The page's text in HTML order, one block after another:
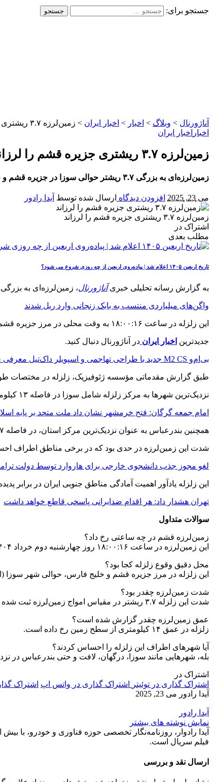
جستجو برای:
آناژورنال > وبلاگ > اخبار > اخبار ایران > زمین‌لرزه ۳.۷ ریشتری جزیره قشم را لرزاند
اخبار اخبار ایران
زمین‌لرزه ۳.۷ ریشتری جزیره قشم را لرزاند
زمین‌لرزه‌ای به بزرگی ۳.۷ ریشتر حوالی سوزا در جزیره قشم و خلیج فارس به وقوع پیوست. این زلزله در عمق ۱۴ کیلومتری زمین ثبت شده و در شهرهای اطراف نیز احساس شد.
می 23, 2025 افزودن دیدگاه ارسال شده توسط آیدا رادور
زمین‌لرزه ۳.۷ ریشتری جزیره قشم را لرزاند
اشتراک در
مطلب بعدی
تاریخ اربعین ۱۴۰۵ اعلام شد | پیاده‌روی اربعین از چه روزی شروع می‌ شود؟
به گزارش رسانه تحلیلی خبریآناژورنال، زمین‌لرزه‌ای به بزرگی ۳.۷ ریشتر عصر امروز، دوم خرداد ۱۴۰۴، حوالی جزیره قشم و خلیج فارس را لرزاند.
واگن‌های میلیاردی منتسب به بابک زنجانی وارد ریل شدند
این زلزله در ساعت ۱۸:۰۰:۱۶ به وقت محلی در مرز جزیره قشم و ناحیه جنوبی سواحل ایران ثبت شده است.
جدیدترین اخبار ایران در آناژورنال دنبال کنید.
بی‌ام‌و M2 CS جدید با طراحی تهاجمی و اسپویلر داک‌تیل معرفی ش
طبق گزارش مقدماتی مؤسسه ژئوفیزیک، زلزله در مختصات طول جغرافیایی ۵۵.۹۷ و عرض جغرافیایی ۲۶.۸۷ و در عمق ۱۴
نزدیک‌ترین شهرها به مرکز زلزله شامل سوزا در فاصله ۱۳ کیلومتری، درگهان با ۱۵ کیلومتر فاصله و لافت در ۲۰ کیلومتری مرکز لرزه هستند.
امام جمعه گرگان: فتح خرمشهر نشان داد ملت متحد بر پایه
همچنین بندرعباس به عنوان نزدیک‌ترین مرکز استان، در فاصله ۴۷ کیلومتری این زلزله قرار دارد.
شدت این زمین‌لرزه در حدی بود که در برخی مناطق اطراف
لغو مجوز جذب دانشجوی خارجی برای هاروارد توسط دولت
این زلزله یادآور اهمیت آمادگی مناطق جنوبی ایران در
تهران هشدار داد: هر اقدام ضدایرانی پاسخی قاطع خواهد داشت
سوالات متداول
زمین‌لرزه قشم در چه ساعتی رخ داد؟
این زمین‌لرزه در ساعت ۱۸:۰۰:۱۶ روز چهارشنبه دوم خرداد ۱۴۰۴ به وقت محلی ثبت شد.
محل دقیق وقوع زلزله کجا بود؟
این زلزله در مرز جزیره قشم و خلیج فارس، حوالی شهر سوزا
شدت زمین‌لرزه چقدر بود؟
شدت این زلزله ۳.۷ ریشتر در مقیاس امواج زمین‌لرزه ثبت شده است.
عمق زمین‌لرزه چقدر گزارش شده است؟
زلزله در عمق ۱۴ کیلومتری از سطح زمین رخ داده است.
آیا شهرهای اطراف این زلزله را احساس کردند؟
بله، شهرهایی مانند سوزا، درگهان، لافت و حتی بندرعباس در
اشتراک در
اشتراک گذاری در توئیتر
اشتراک گذاری در واتس اپ اشتراک
آیدا رادور می 23, 2025
آیدا رادور
نمایش نوشته های بیشتر
فیلم سریال است.
ارسال نقد و بررسی